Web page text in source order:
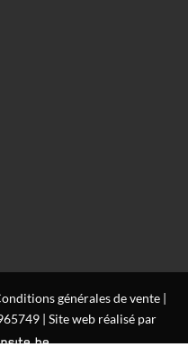
générales de vente|
| Site web réalisé par